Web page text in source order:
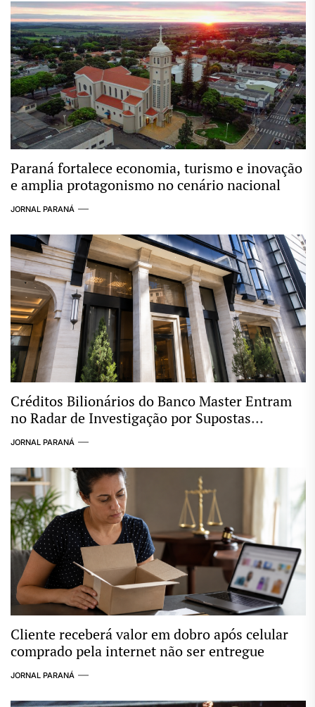
Paraná fortalece economia, turismo e inovação
e amplia protagonismo no cenário nacional
JORNAL PARANÁ
Créditos Bilionários do Banco Master Entram
no Radar de Investigação por Supostas
Ligações com Esquema Criminoso
JORNAL PARANÁ
Cliente receberá valor em dobro após celular
comprado pela internet não ser entregue
JORNAL PARANÁ